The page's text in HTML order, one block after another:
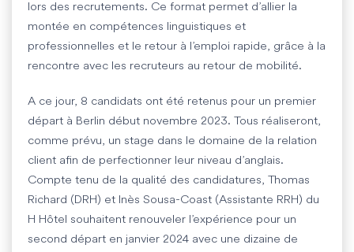
lors des recrutements. Ce format permet d’allier la
montée en compétences linguistiques et
professionnelles et le retour à l’emploi rapide, grâce à la
rencontre avec les recruteurs au retour de mobilité.
A ce jour, 8 candidats ont été retenus pour un premier
départ à Berlin début novembre 2023. Tous réaliseront,
comme prévu, un stage dans le domaine de la relation
client afin de perfectionner leur niveau d’anglais.
Compte tenu de la qualité des candidatures, Thomas
Richard (DRH) et Inès Sousa-Coast (Assistante RRH) du
H Hôtel souhaitent renouveler l’expérience pour un
second départ en janvier 2024 avec une dizaine de